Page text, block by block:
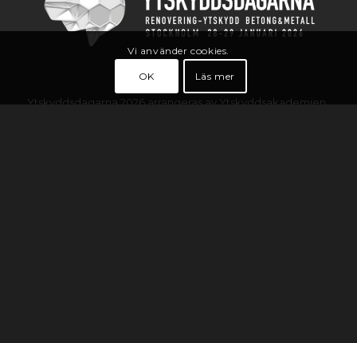
Ytskyddsdagarna 2026 arrangeras av Ytskyddsakademien
Vi använder cookies.
OK Läs mer